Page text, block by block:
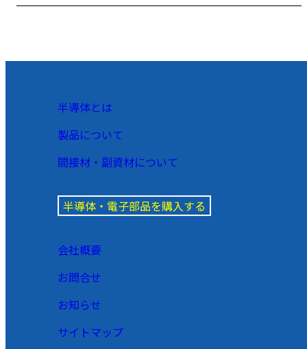
半導体とは
製品について
間接材・副資材について
半導体・電子部品を購入する
会社概要
お問合せ
お知らせ
サイトマップ